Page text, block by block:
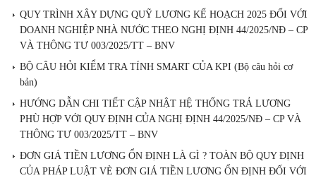
QUY TRÌNH XÂY DỰNG QUỸ LƯƠNG KẾ HOẠCH 2025 ĐỐI VỚI
DOANH NGHIỆP NHÀ NƯỚC THEO NGHỊ ĐỊNH 44/2025/NĐ – CP
VÀ THÔNG TƯ 003/2025/TT – BNV
BỘ CÂU HỎI KIỂM TRA TÍNH SMART CỦA KPI (Bộ câu hỏi cơ
bản)
HƯỚNG DẪN CHI TIẾT CẬP NHẬT HỆ THỐNG TRẢ LƯƠNG
PHÙ HỢP VỚI QUY ĐỊNH CỦA NGHỊ ĐỊNH 44/2025/NĐ – CP VÀ
THÔNG TƯ 003/2025/TT – BNV
ĐƠN GIÁ TIỀN LƯƠNG ỔN ĐỊNH LÀ GÌ ? TOÀN BỘ QUY ĐỊNH
CỦA PHÁP LUẬT VÈ ĐƠN GIÁ TIỀN LƯƠNG ỔN ĐỊNH ĐỐI VỚI